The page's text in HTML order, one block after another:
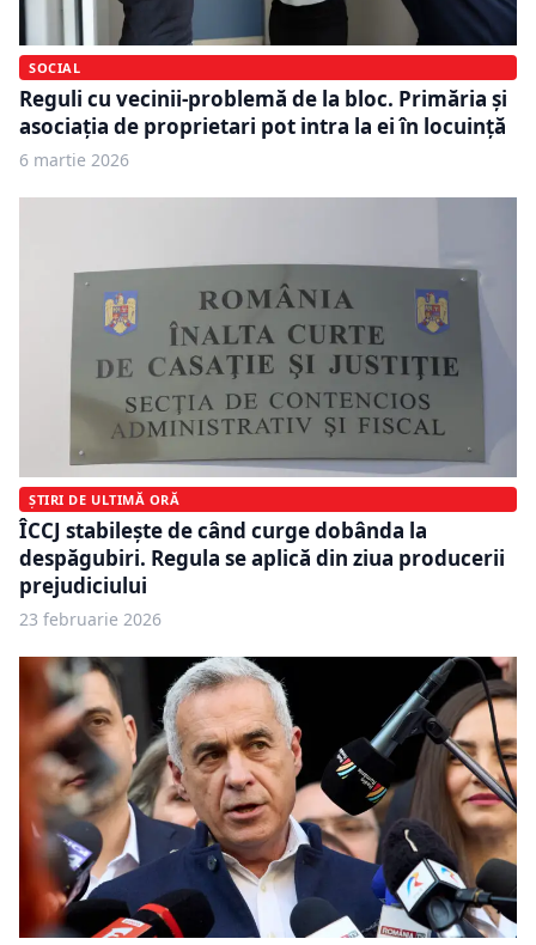
SOCIAL
Reguli cu vecinii-problemă de la bloc. Primăria și
asociația de proprietari pot intra la ei în locuință
6 martie 2026
ȘTIRI DE ULTIMĂ ORĂ
ÎCCJ stabilește de când curge dobânda la
despăgubiri. Regula se aplică din ziua producerii
prejudiciului
23 februarie 2026